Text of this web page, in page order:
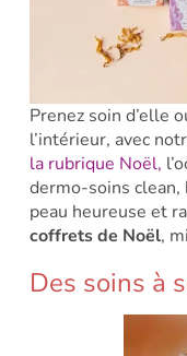
Prenez soin d’elle
l’intérieur, avec
la rubrique Noël,
dermo-soins clean,
peau heureuse et
coffrets de Noël,
Des soins à